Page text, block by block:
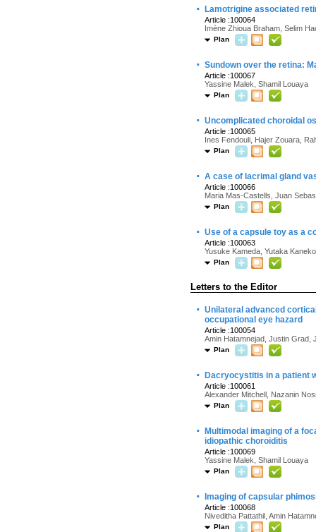
· Lamotrigine associated
Article :100064
Imène Zhioua Braham, Selim
Plan
· Sundown over the retina:
Article :100067
Yassine Malek, Shamil Louaya
Plan
· Uncomplicated choroidal
Article :100065
Ines Fendouli, Hajer Zouara,
Plan
· A case of lacrimal gland
Article :100066
Maria Mas-Castells, Juan
Plan
· Use of a capsule toy as a
Article :100063
Yusuke Kameda, Yutaka
Plan
Letters to the Editor
· Unilateral advanced
occupational eye hazard
Article :100054
Amin Hatamnejad, Justin Grad,
Plan
· Dacryocystitis in a patient
Article :100061
Alexander Mitchell, Nazanin
Plan
·
Multimodal imaging of a
idiopathic choroiditis
Article :100069
Yassine Malek, Shamil Louaya
Plan
· Imaging of capsular
Article :100068
Niveditha Pattathil, Amin
Plan